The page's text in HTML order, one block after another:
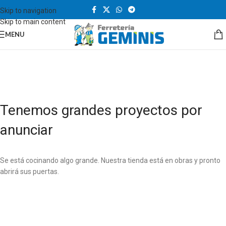
Skip to navigation
Skip to main content
MENU
Tenemos grandes proyectos por
anunciar
Se está cocinando algo grande. Nuestra tienda está en obras y pronto
abrirá sus puertas.